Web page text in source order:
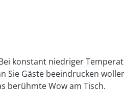
konstant niedriger
Gäste beeindrucken
berühmte Wow am Tisch.